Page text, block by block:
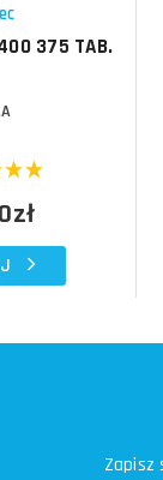
375 TAB.
Zapisz